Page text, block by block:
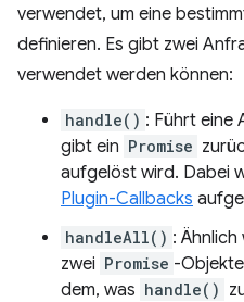
verwendet, um eine
definieren. Es gibt zwei
verwendet werden können:
handle() : Führt eine
gibt ein Promise
aufgelöst wird. Dabei
Plugin-Callbacks
handleAll() : Ähnlich
zwei Promise -
dem, was handle()